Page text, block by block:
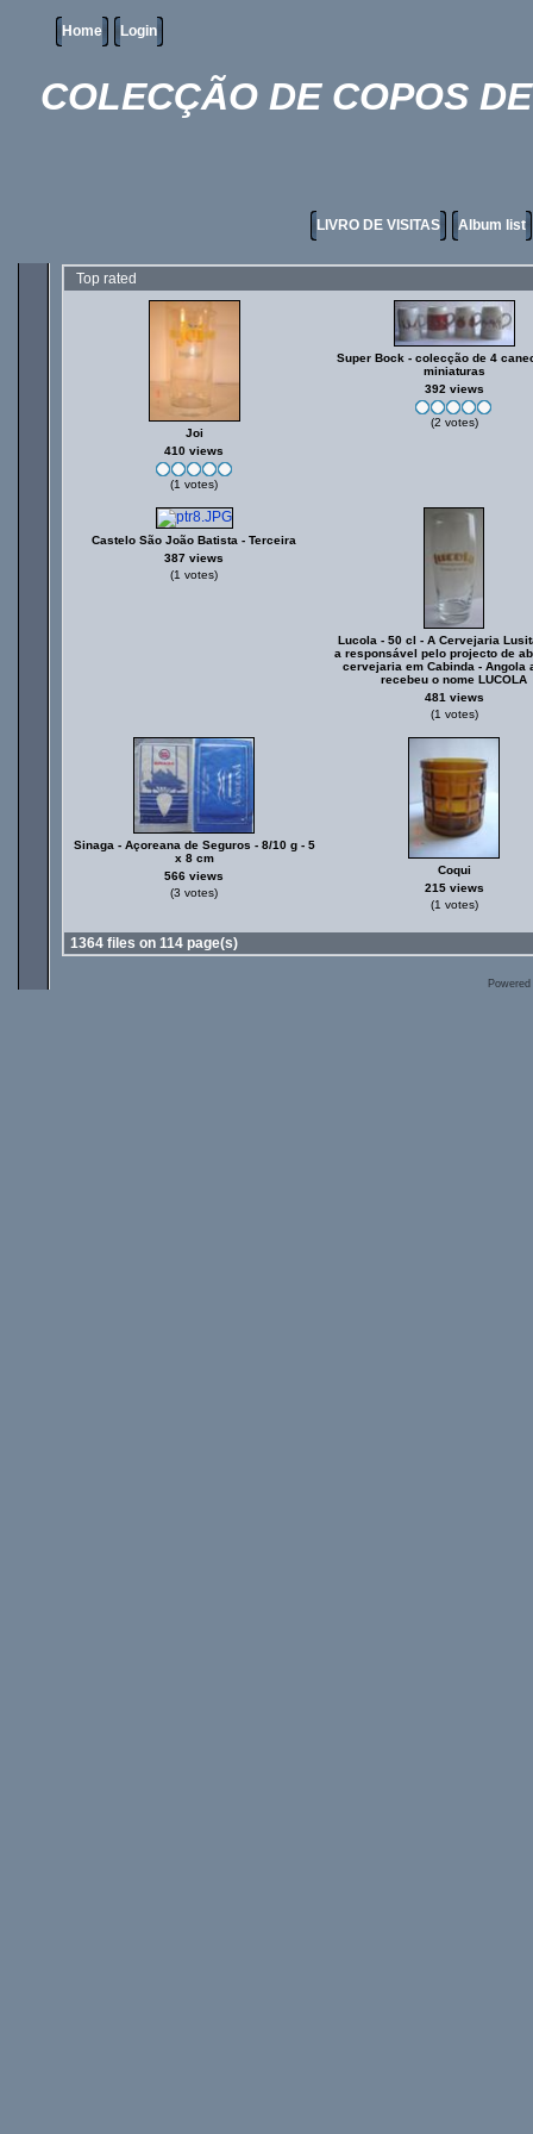
Home Login
COLECÇÃO DE COPOS
LIVRO DE VISITAS Album list
Top rated
Joi
410 views
(1 votes)
Super Bock - colecção de 4
miniaturas
392 views
(2 votes)
Castelo São João Batista - Terceira
387 views
(1 votes)
Lucola - 50 cl - A Cervejaria
a responsável pelo projecto de
cervejaria em Cabinda - Angola
recebeu o nome LUCOLA
481 views
(1 votes)
Sinaga - Açoreana de Seguros - 8/10 g - 5
x 8 cm
566 views
(3 votes)
Coqui
215 views
(1 votes)
1364 files on 114 page(s)